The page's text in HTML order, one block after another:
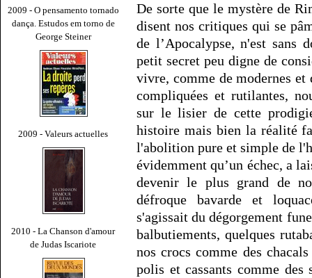
2009 - O pensamento tornado
dança. Estudos em torno de
George Steiner
2009 - Valeurs actuelles
2010 - La Chanson d'amour
de Judas Iscariote
De sorte que le mystère de
disent nos critiques qui se
de l’Apocalypse, n'est sans
petit secret peu digne de
vivre, comme de modernes et
compliquées et rutilantes,
sur le lisier de cette
histoire mais bien la réalité
l'abolition pure et simple de
évidemment qu’un échec, a
devenir le plus grand de
défroque bavarde et
s'agissait du dégorgement
balbutiements, quelques
nos crocs comme des
polis et cassants comme des